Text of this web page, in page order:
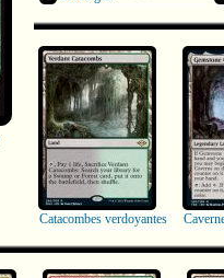
Catacombes verdoyantes